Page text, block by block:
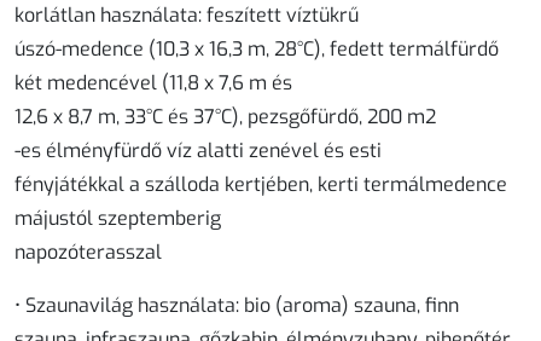
korlátlan használata: feszített víztükrű
úszó-medence (10,3 x 16,3 m, 28°C), fedett termálfürdő
két medencével (11,8 x 7,6 m és
12,6 x 8,7 m, 33°C és 37°C), pezsgőfürdő, 200 m2
-es élményfürdő víz alatti zenével és esti
fényjátékkal a szálloda kertjében, kerti termálmedence
májustól szeptemberig
napozóterasszal
• Szaunavilág használata: bio (aroma) szauna, finn